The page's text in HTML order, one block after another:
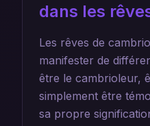
dans les
Les rêves de
manifester de
être le cambrioleur,
simplement être
sa propre